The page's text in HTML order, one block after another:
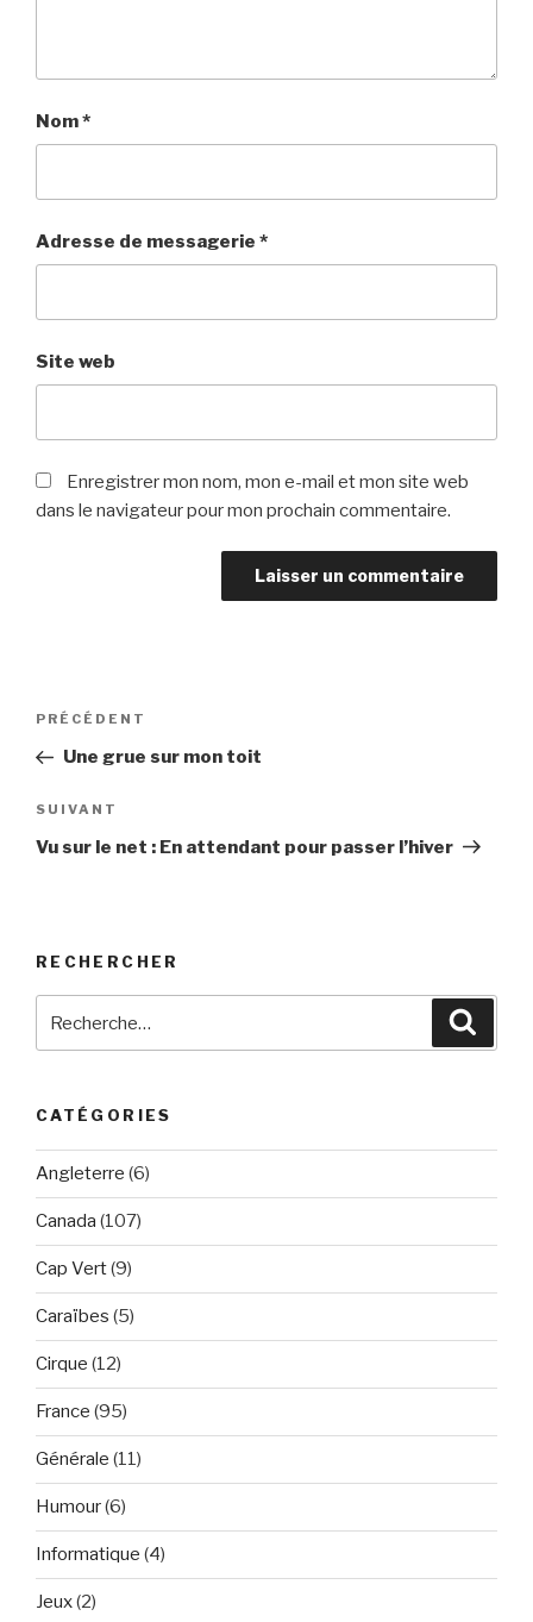
Nom*
Adresse de messagerie *
Site web
Enregistrer mon nom, mon e-mail et mon site web
dans le navigateur pour mon prochain commentaire.
Navigation
l’article
Article
précédent
PRÉCÉDENT
Une grue sur mon toit
Article
suivant
SUIVANT
Vu sur le net : En attendant pour passer l’hiver
RECHERCHER
CATÉGORIES
Angleterre (6)
Canada (107)
Cap Vert(9)
Caraïbes (5)
Cirque (12)
France (95)
Générale (11)
Humour(6)
Informatique (4)
Jeux(2)